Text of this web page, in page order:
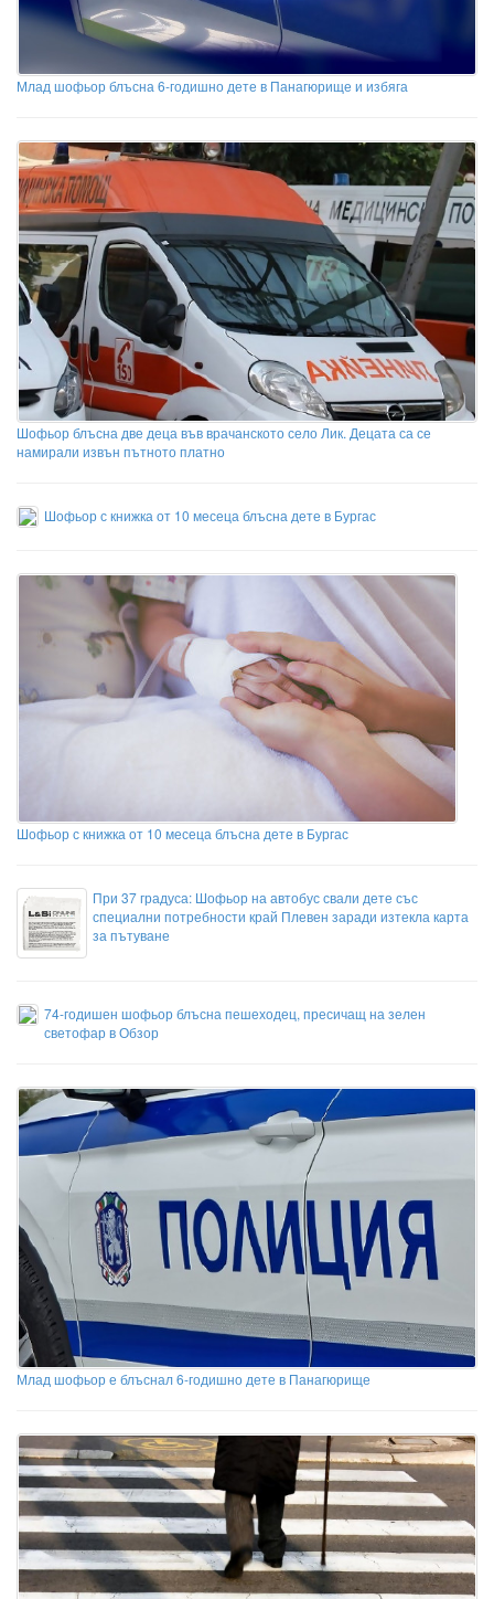
Млад шофьор блъсна 6-годишно дете в Панагюрище и избяга
Шофьор блъсна две деца във врачанското село Лик. Децата са се
намирали извън пътното платно
Шофьор с книжка от 10 месеца блъсна дете в Бургас
Шофьор с книжка от 10 месеца блъсна дете в Бургас
При 37 градуса: Шофьор на автобус свали дете със
специални потребности край Плевен заради изтекла карта
за пътуване
74-годишен шофьор блъсна пешеходец, пресичащ на зелен
светофар в Обзор
Млад шофьор е блъснал 6-годишно дете в Панагюрище